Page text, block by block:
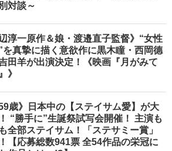
対談～
辺淳一原作＆娘・渡邉直子監督》“女性
を真摯に描く意欲作に黒木瞳・西岡德
田羊が出演決定！《映画『月がみて
》
59歳》日本中の【ステイサム愛】が大
“勝手に”生誕祭試写会開催！ 主演も
全部ステイサム！「ステサミー賞」
【応募総数941票 全54作品の栄冠に